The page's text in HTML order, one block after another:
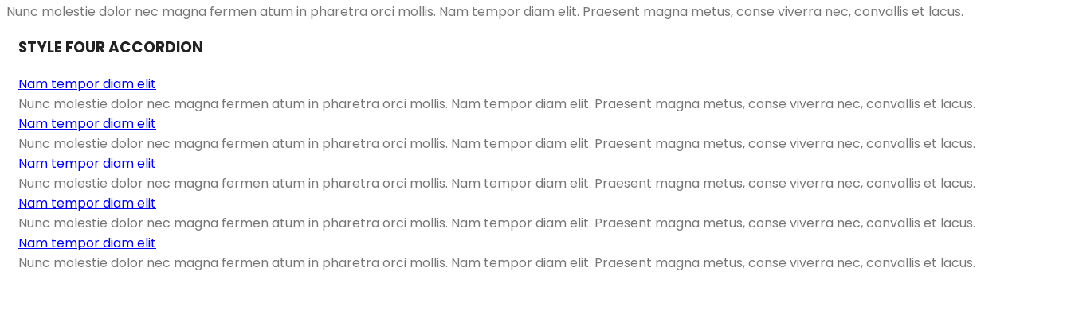
Nunc molestie dolor nec magna fermen atum in pharetra orci mollis. Nam tempor diam elit. Praesent magna metus, conse viverra nec, convallis et lacus.
STYLE FOUR ACCORDION
Nam tempor diam elit
Nunc molestie dolor nec magna fermen atum in pharetra orci mollis. Nam tempor diam elit. Praesent magna metus, conse viverra nec, convallis et lacus.
Nam tempor diam elit
Nunc molestie dolor nec magna fermen atum in pharetra orci mollis. Nam tempor diam elit. Praesent magna metus, conse viverra nec, convallis et lacus.
Nam tempor diam elit
Nunc molestie dolor nec magna fermen atum in pharetra orci mollis. Nam tempor diam elit. Praesent magna metus, conse viverra nec, convallis et lacus.
Nam tempor diam elit
Nunc molestie dolor nec magna fermen atum in pharetra orci mollis. Nam tempor diam elit. Praesent magna metus, conse viverra nec, convallis et lacus.
Nam tempor diam elit
Nunc molestie dolor nec magna fermen atum in pharetra orci mollis. Nam tempor diam elit. Praesent magna metus, conse viverra nec, convallis et lacus.